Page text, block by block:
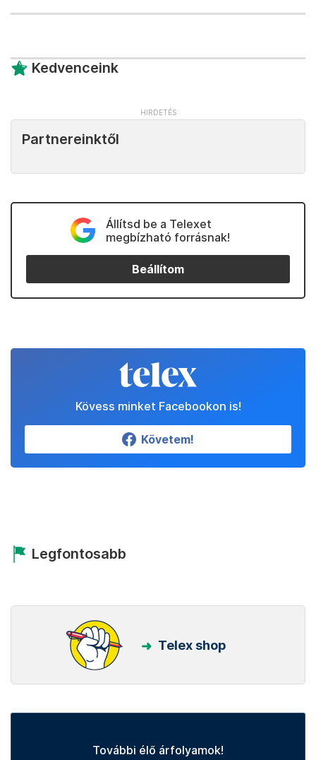
Kedvenceink
Partnereinktől
Állítsd be a Telexet
megbízható forrásnak!
Beállítom
Kövess minket Facebookon is!
Követem!
Legfontosabb
Telex shop
További élő árfolyamok!